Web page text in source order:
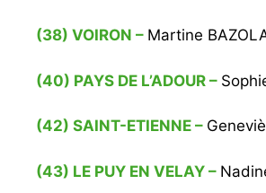
(38) VOIRON – Martine
(40) PAYS DE L’ADOUR –
(42) SAINT-ETIENNE –
(43) LE PUY EN VELAY –